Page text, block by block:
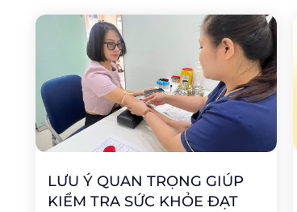
LƯU Ý QUAN TRỌNG GIÚP
KIỂM TRA SỨC KHỎE ĐẠT